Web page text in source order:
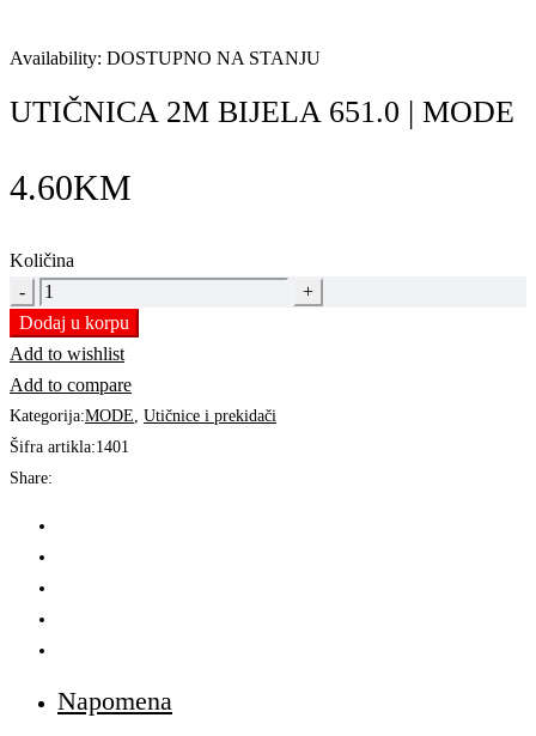
Availability: DOSTUPNO NA STANJU
UTIČNICA 2M BIJELA 651.0 | MODE
4.60KM
Količina
UTIČNICA
2M
BIJELA
651.0
|
MODE
quantity
Dodaj u korpu
Add to wishlist
Add to compare
Kategorija:MODE Utičnice i prekidači
Šifra artikla:1401
Share:
Napomena